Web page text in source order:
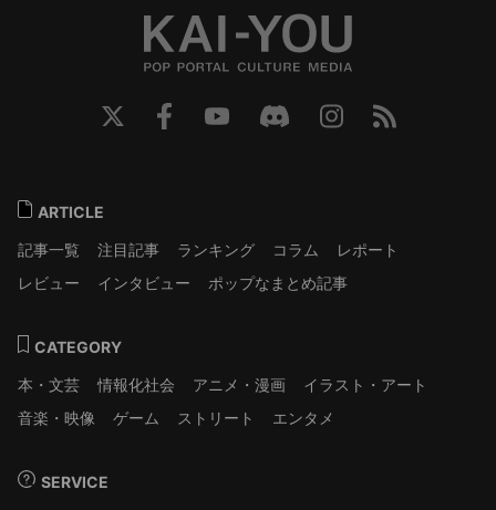
ARTICLE
記事一覧
注目記事 ランキング コラム
レポート
レビュー
インタビュー ポップなまとめ記事
CATEGORY
本・文芸
情報化社会 アニメ・漫画
イラスト・アート
音楽・映像
ゲーム ストリート エンタメ
SERVICE